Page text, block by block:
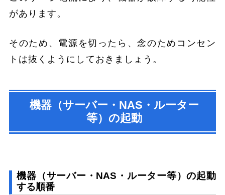
があります。
そのため、電源を切ったら、念のためコンセン
トは抜くようにしておきましょう。
機器（サーバー・NAS・ルーター
等）の起動
機器（サーバー・NAS・ルーター等）の起動
する順番